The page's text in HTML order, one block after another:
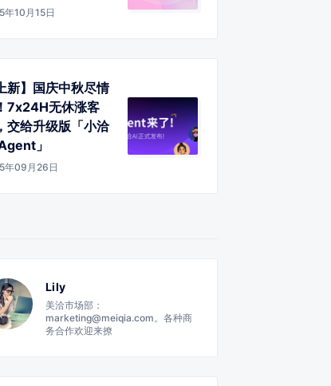
年10月15日
新】国庆中秋尽情
7x24H无休涨客
交给升级版「小洽
」
年09月26日
Lily
美洽市场部：
marketing@meiqia.com。各种商
务合作欢迎来撩